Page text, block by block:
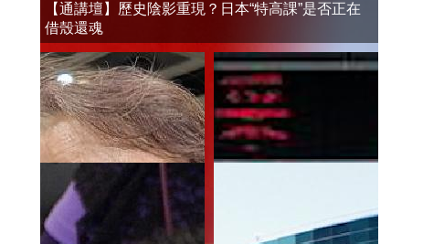
【通講壇】歷史陰影重現？日本“特高課”是否正在
借殼還魂